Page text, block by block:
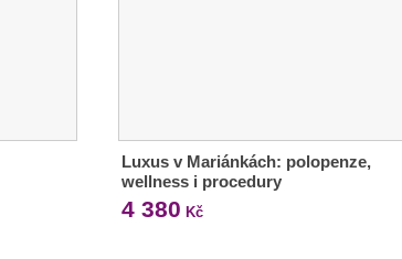
Luxus v Mariánkách: polopenze,
wellness i procedury
4 380 Kč